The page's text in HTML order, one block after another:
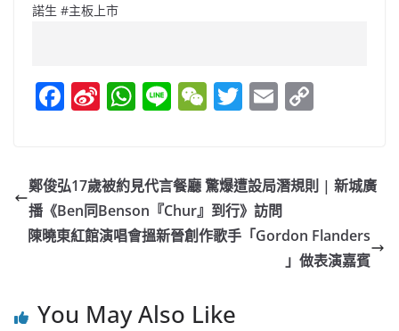
諾生 #主板上市
F
e
b
o
Si
W
ei
b
W
s
A
p
Li W
h
at
T
er
E
l y
n
k
鄭俊弘17歲被約見代言餐廳 驚爆遭設局潛規則 | 新城廣
播《Ben同Benson『Chur』到行》訪問
陳曉東紅館演唱會搵新晉創作歌手「Gordon Flanders
」做表演嘉賓
You May Also Like